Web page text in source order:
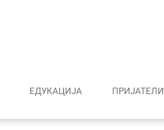
ЕДУКАЦИЈА ПРИЈАТЕЛИ